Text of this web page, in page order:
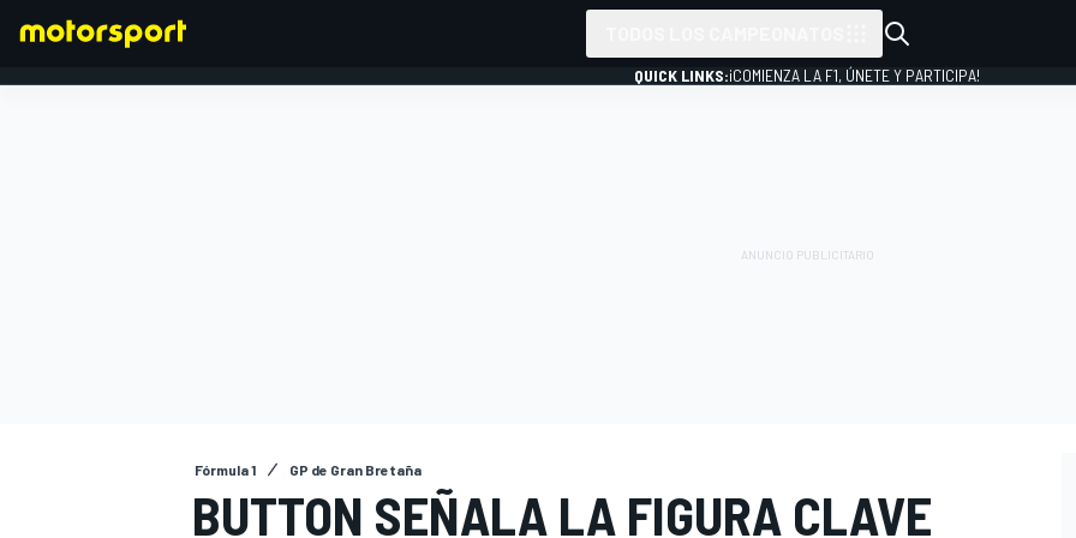
QUICK LINKS:¡COMIENZA LA F1, ÚNETE Y PARTICIPA!
Fórmula 1 GP de Gran Bretaña
BUTTON SEÑALA LA FIGURA CLAVE